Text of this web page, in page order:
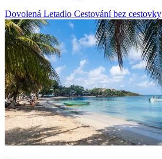
Dovolená Letadlo Cestování bez cestovky